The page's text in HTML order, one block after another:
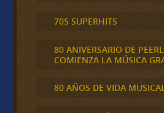
70S SUPERHITS
80 ANIVERSARIO DE
COMIENZA LA MÚSICA
80 AÑOS DE VIDA